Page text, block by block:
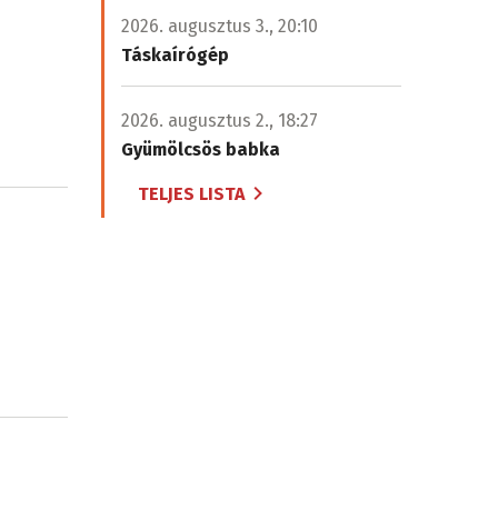
2026. augusztus 3., 20:10
Táskaírógép
2026. augusztus 2., 18:27
Gyümölcsös babka
TELJES LISTA